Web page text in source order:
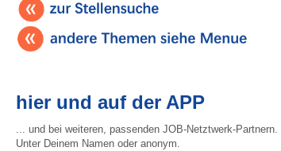
hier und auf der APP
... und bei weiteren, passenden JOB-Netztwerk-Partnern.
Unter Deinem Namen oder anonym.